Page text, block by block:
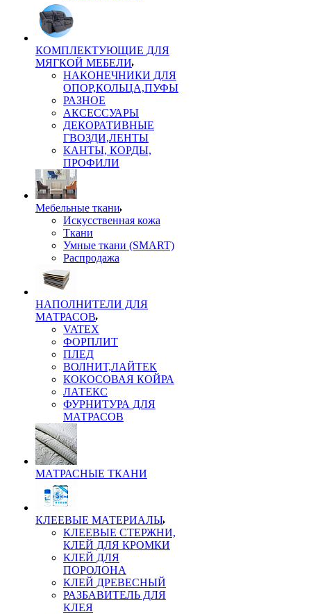
КОМПЛЕКТУЮЩИЕ ДЛЯ
МЯГКОЙ МЕБЕЛИ
НАКОНЕЧНИКИ ДЛЯ
ОПОР,КОЛЬЦА,ПУФЫ
РАЗНОЕ
АКСЕССУАРЫ
ДЕКОРАТИВНЫЕ
ГВОЗДИ,ЛЕНТЫ
КАНТЫ, КОРДЫ,
ПРОФИЛИ
Мебельные ткани
Искусственная кожа
Ткани
Умные ткани (SMART)
Распродажа
НАПОЛНИТЕЛИ ДЛЯ
МАТРАСОВ
VATEX
ФОРПЛИТ
ПЛЕД
ВОЛНИТ,ЛАЙТЕК
КОКОСОВАЯ КОЙРА
ЛАТЕКС
ФУРНИТУРА ДЛЯ
МАТРАСОВ
МАТРАСНЫЕ ТКАНИ
КЛЕЕВЫЕ МАТЕРИАЛЫ
КЛЕЕВЫЕ СТЕРЖНИ,
КЛЕЙ ДЛЯ КРОМКИ
КЛЕЙ ДЛЯ
ПОРОЛОНА
КЛЕЙ ДРЕВЕСНЫЙ
РАЗБАВИТЕЛЬ ДЛЯ
КЛЕЯ